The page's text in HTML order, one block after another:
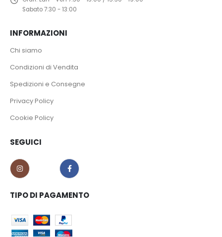
Sabato 7:30 - 13:00
INFORMAZIONI
Chi siamo
Condizioni di Vendita
Spedizioni e Consegne
Privacy Policy
Cookie Policy
SEGUICI
TIPO DI PAGAMENTO